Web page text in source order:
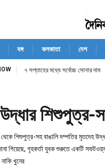
বঙ্গ কলকাতা দেশ
৭ সপ্তাহের মধ্যে সর্বোচ্চ সোনার দাম
শিশুপুত্র-
থেকে শিশুপুত্র-সহ বাঙালি দম্পতির মৃতদেহ
গিয়েছে, গৃহকর্তা যুবক শুরুতে একটি
খুনের